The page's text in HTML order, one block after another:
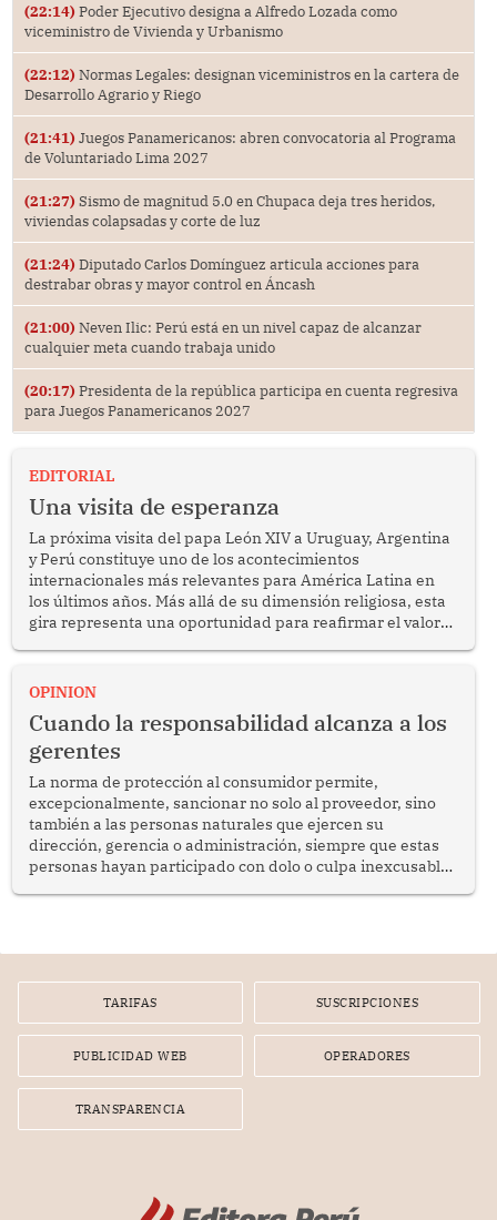
(22:14) Poder Ejecutivo designa a Alfredo Lozada como
viceministro de Vivienda y Urbanismo
(22:12) Normas Legales: designan viceministros en la cartera de
Desarrollo Agrario y Riego
(21:41) Juegos Panamericanos: abren convocatoria al Programa
de Voluntariado Lima 2027
(21:27) Sismo de magnitud 5.0 en Chupaca deja tres heridos,
viviendas colapsadas y corte de luz
(21:24) Diputado Carlos Domínguez articula acciones para
destrabar obras y mayor control en Áncash
(21:00) Neven Ilic: Perú está en un nivel capaz de alcanzar
cualquier meta cuando trabaja unido
(20:17) Presidenta de la república participa en cuenta regresiva
para Juegos Panamericanos 2027
EDITORIAL
Una visita de esperanza
La próxima visita del papa León XIV a Uruguay, Argentina
y Perú constituye uno de los acontecimientos
internacionales más relevantes para América Latina en
los últimos años. Más allá de su dimensión religiosa, esta
gira representa una oportunidad para reafirmar el valor
enfrenta desafíos en materia de desarrollo, cohesión
OPINION
Cuando la responsabilidad alcanza a los
gerentes
La norma de protección al consumidor permite,
excepcionalmente, sancionar no solo al proveedor, sino
también a las personas naturales que ejercen su
dirección, gerencia o administración, siempre que estas
personas hayan participado con dolo o culpa inexcusable
por la frustrada realización de un meet and greet con
TARIFAS SUSCRIPCIONES
PUBLICIDAD WEB OPERADORES
TRANSPARENCIA